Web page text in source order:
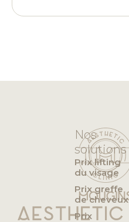
Nos
solutions
Prix lifting
du visage
Prix greffe
de cheveux
Prix